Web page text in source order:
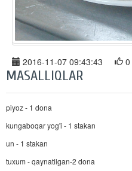
2016-11-07 09:43:43 0
MASALLIQLAR
piyoz - 1 dona
kungaboqar yog'i - 1 stakan
un - 1 stakan
tuxum - qaynatilgan-2 dona